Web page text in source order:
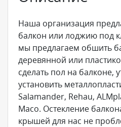
Наша организация
балкон или лоджию под
мы предлагаем обшить
деревянной или
сделать пол на балконе,
установить
Salamander, Rehau,
Maco. Остекление
крышей для нас не